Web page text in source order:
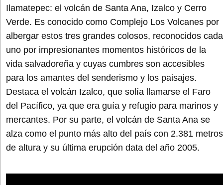
Ilamatepec: el volcán de Santa Ana, Izalco y Cerro
Verde. Es conocido como Complejo Los Volcanes por
albergar estos tres grandes colosos, reconocidos cada
uno por impresionantes momentos históricos de la
vida salvadoreña y cuyas cumbres son accesibles
para los amantes del senderismo y los paisajes.
Destaca el volcán Izalco, que solía llamarse el Faro
del Pacífico, ya que era guía y refugio para marinos y
mercantes. Por su parte, el volcán de Santa Ana se
alza como el punto más alto del país con 2.381 metros
de altura y su última erupción data del año 2005.